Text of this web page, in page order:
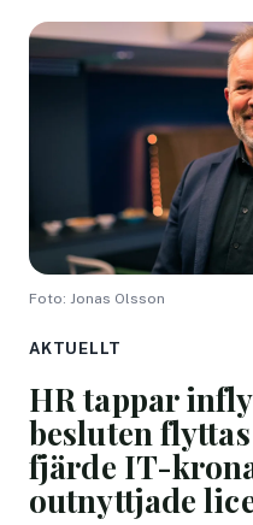
Foto: Jonas Olsson
AKTUELLT
HR tappar
besluten
fjärde IT-
outnyttjade